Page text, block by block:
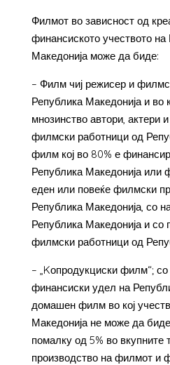
Филмот во зависност од
финансиското учеството
Македонија може да биде:
– Филм чиј режисер и
Република Македонија и во
мнозинство автори, актери
филмски работници од
филм кој во 80% е
Република Македонија или
еден или повеќе филмски
Република Македонија, со
Република Македонија и со
филмски работници од
– „Kопродукциски филм“;
финансиски удел на
домашен филм во кој
Македонија не може да
помалку од 5% во вкупните
производство на филмот и